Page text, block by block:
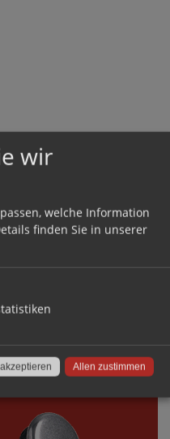
BODENSCHONEND
wir
welche Information
finden Sie in unserer
Allen zustimmen